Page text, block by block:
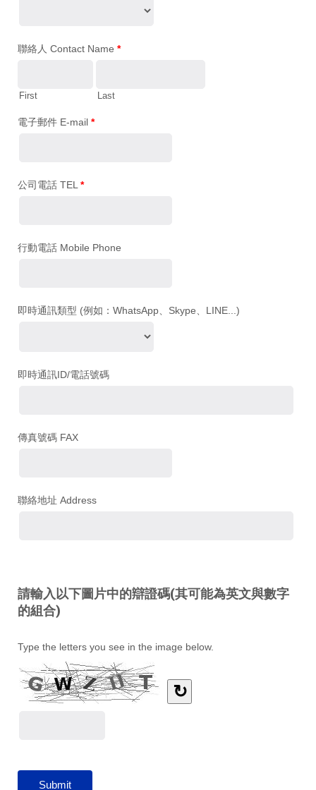
聯絡人 Contact Name *
First Last
電子郵件 E-mail *
公司電話 TEL *
行動電話 Mobile Phone
即時通訊類型 (例如：WhatsApp、Skype、LINE...)
即時通訊ID/電話號碼
傳真號碼 FAX
聯絡地址 Address
請輸入以下圖片中的辯證碼(其可能為英文與數字
的組合)
Type the letters you see in the image below.
↻